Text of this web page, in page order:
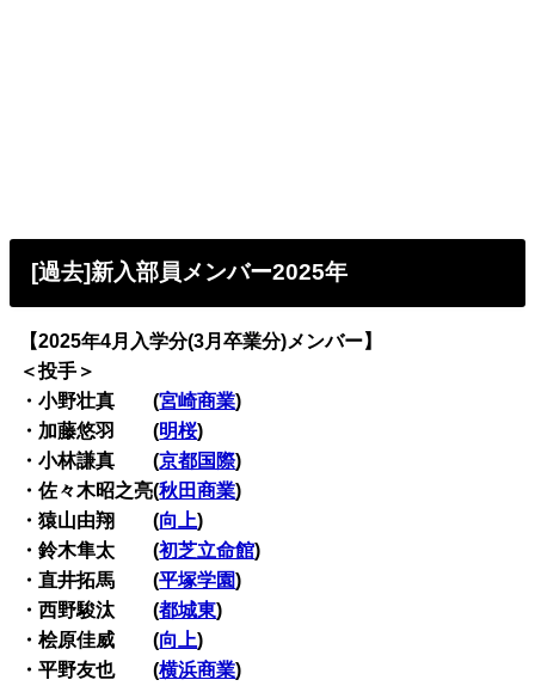
[過去]新入部員メンバー2025年
【2025年4月入学分(3月卒業分)メンバー】
＜投手＞
・小野壮真 (宮崎商業)
・加藤悠羽 (明桜)
・小林謙真 (京都国際)
・佐々木昭之亮(秋田商業)
・猿山由翔 (向上)
・鈴木隼太 (初芝立命館)
・直井拓馬 (平塚学園)
・西野駿汰 (都城東)
・桧原佳威 (向上)
・平野友也 (横浜商業)